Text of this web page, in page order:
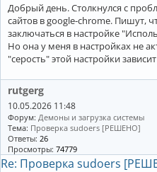
Добрый день. Столкнулся с
сайтов в google-chrome. Пишут,
заключаться в настройке
Но она у меня в настройках не
"серость" этой настройки
rutgerg
10.05.2026 11:48
Форум: Демоны и загрузка системы
Тема: Проверка sudoers [РЕШЕНО]
Ответы: 26
Просмотры: 74779
Re: Проверка sudoers